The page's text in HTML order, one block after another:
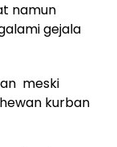
namun
gejala
meski
kurban